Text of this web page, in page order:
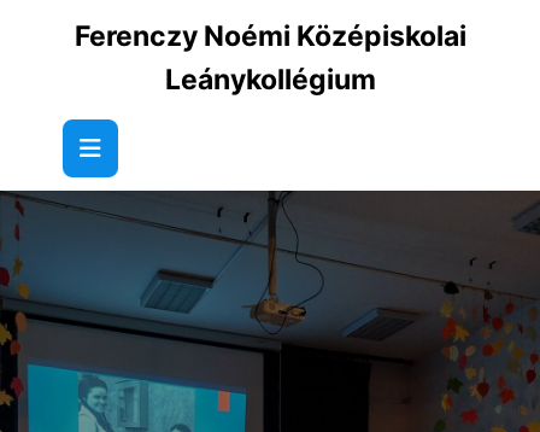
Ferenczy Noémi Középiskolai
Leánykollégium